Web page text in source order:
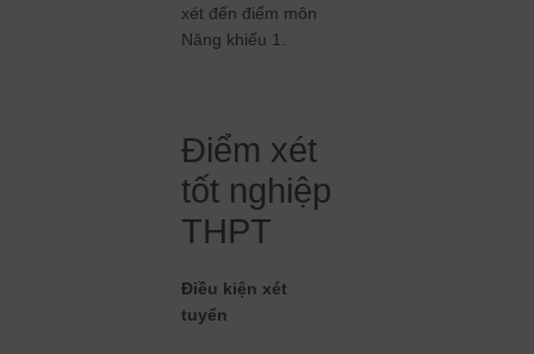
xét đến điểm môn
Năng khiếu 1.
Điểm xét
tốt nghiệp
THPT
Điều kiện xét
tuyển